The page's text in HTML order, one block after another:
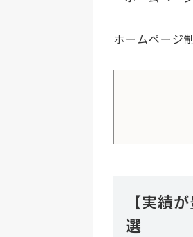
ホームページ
【実績
選